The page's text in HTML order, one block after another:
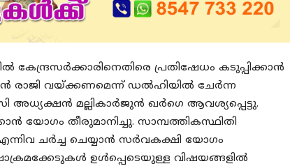
പ്രതിഷേധം കടുപ്പിക്കാൻ
രാജി വയ്ക്കണമെന്ന് ഡൽഹിയിൽ ചേർന്ന
മല്ലികാർജുൻ ഖർഗെ ആവശ്യപ്പെട്ടു.
തീരുമാനിച്ചു. സാമ്പത്തികസ്ഥിതി
ചർച്ച ചെയ്യാൻ സർവകക്ഷി യോഗം
ഉൾപ്പെടെയുള്ള വിഷയങ്ങളിൽ